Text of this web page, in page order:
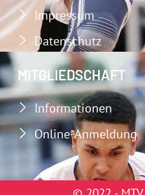
Impressum
Datenschutz
MITGLIEDSCHAFT
Informationen
Online-Anmeldung